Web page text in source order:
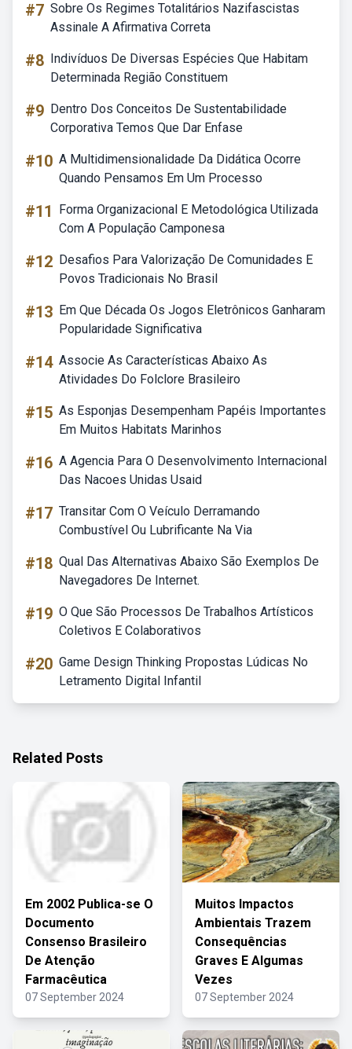
#7 Sobre Os Regimes Totalitários Nazifascistas
Assinale A Afirmativa Correta
#8 Indivíduos De Diversas Espécies Que Habitam
Determinada Região Constituem
#9 Dentro Dos Conceitos De Sustentabilidade
Corporativa Temos Que Dar Enfase
#10 A Multidimensionalidade Da Didática Ocorre
Quando Pensamos Em Um Processo
#11
Forma Organizacional E Metodológica Utilizada
Com A População Camponesa
#12 Desafios Para Valorização De Comunidades E
Povos Tradicionais No Brasil
#13 Em Que Década Os Jogos Eletrônicos Ganharam
Popularidade Significativa
#14 Associe As Características Abaixo As
Atividades Do Folclore Brasileiro
#15 As Esponjas Desempenham Papéis Importantes
Em Muitos Habitats Marinhos
#16 A Agencia Para O Desenvolvimento Internacional
Das Nacoes Unidas Usaid
#17 Transitar Com O Veículo Derramando
Combustível Ou Lubrificante Na Via
#18 Qual Das Alternativas Abaixo São Exemplos De
Navegadores De Internet.
#19 O Que São Processos De Trabalhos Artísticos
Coletivos E Colaborativos
#20 Game Design Thinking Propostas Lúdicas No
Letramento Digital Infantil
Related Posts
Em 2002 Publica-se O
Documento
Consenso Brasileiro
De Atenção
Farmacêutica
07 September 2024
Muitos Impactos
Ambientais Trazem
Consequências
Graves E Algumas
Vezes
07 September 2024